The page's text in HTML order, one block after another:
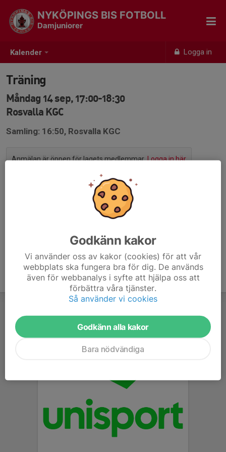
Kalender Logga in
NYKÖPINGS BIS FOTBOLL
Damjuniorer
Träning
Måndag 14 sep, 17:00-18:30
Rosvalla KGC
Samling: 16:50, Rosvalla KGC
Anmälan är öppen för lagets medlemmar.Logga in här
Godkänn kakor
Vi använder oss av kakor (cookies) för att vår
webbplats ska fungera bra för dig. De används
även för webbanalys i syfte att hjälpa oss att
förbättra våra tjänster.
Så använder vi cookies
Godkänn alla kakor
Bara nödvändiga